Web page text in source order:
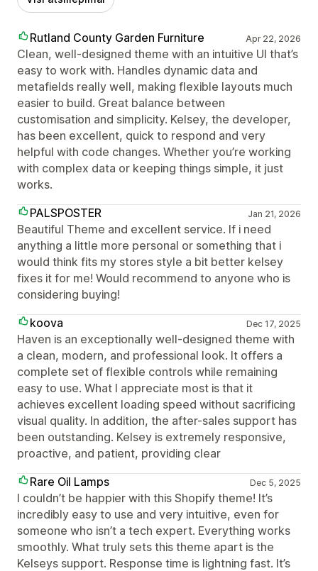
Rutland County Garden Furniture Apr 22, 2026
Clean, well-designed theme with an intuitive UI that’s
easy to work with. Handles dynamic data and
metafields really well, making flexible layouts much
easier to build. Great balance between
customisation and simplicity. Kelsey, the developer,
has been excellent, quick to respond and very
helpful with code changes. Whether you’re working
with complex data or keeping things simple, it just
works.
PALSPOSTER
Jan 21, 2026
Beautiful Theme and excellent service. If i need
anything a little more personal or something that i
would think fits my stores style a bit better kelsey
fixes it for me! Would recommend to anyone who is
considering buying!
koova
Dec 17, 2025
Haven is an exceptionally well-designed theme with
a clean, modern, and professional look. It offers a
complete set of flexible controls while remaining
easy to use. What I appreciate most is that it
achieves excellent loading speed without sacrificing
visual quality. In addition, the after-sales support has
been outstanding. Kelsey is extremely responsive,
proactive, and patient, providing clear
Rare Oil Lamps
Dec 5, 2025
I couldn’t be happier with this Shopify theme! It’s
incredibly easy to use and very intuitive, even for
someone who isn’t a tech expert. Everything works
smoothly. What truly sets this theme apart is the
Kelseys support. Response time is lightning fast. It’s